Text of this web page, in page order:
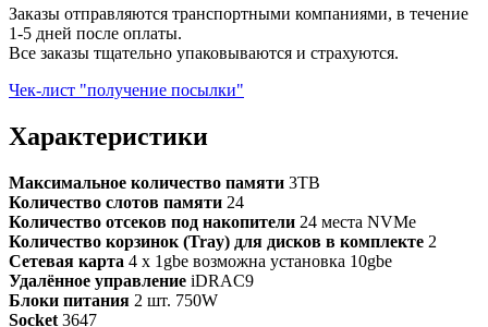
Заказы отправляются транспортными компаниями, в течение
1-5 дней после оплаты.
Все заказы тщательно упаковываются и страхуются.
Чек-лист "получение посылки"
Характеристики
Максимальное количество памяти 3TB
Количество слотов памяти 24
Количество отсеков под накопители 24 места NVMe
Количество корзинок (Tray) для дисков в комплекте 2
Сетевая карта 4 x 1gbe возможна установка 10gbe
Удалённое управление iDRAC9
Блоки питания 2 шт. 750W
Socket 3647